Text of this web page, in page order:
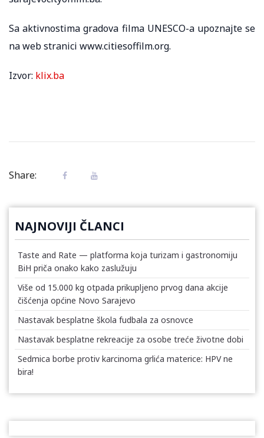
Sa aktivnostima gradova filma UNESCO-a upoznajte se
na web stranici www.citiesoffilm.org.
Izvor: klix.ba
Share:
NAJNOVIJI ČLANCI
Taste and Rate — platforma koja turizam i gastronomiju
BiH priča onako kako zaslužuju
Više od 15.000 kg otpada prikupljeno prvog dana akcije
čišćenja općine Novo Sarajevo
Nastavak besplatne škola fudbala za osnovce
Nastavak besplatne rekreacije za osobe treće životne dobi
Sedmica borbe protiv karcinoma grlića materice: HPV ne
bira!